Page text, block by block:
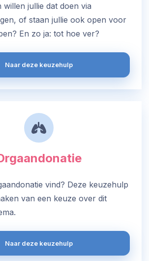
willen jullie dat doen via
of staan jullie ook open voor
En zo ja: tot hoe ver?
Naar deze keuzehulp
vind? Deze keuzehulp
van een keuze over dit
Naar deze keuzehulp